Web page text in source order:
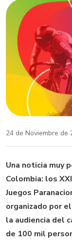
24 de Noviembre de
Una noticia muy
Colombia: los
Juegos
organizado por
la audiencia del
de 100 mil